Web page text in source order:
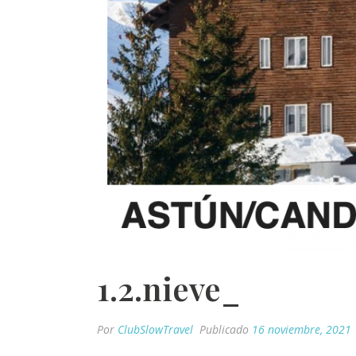
1.2.nieve_
Por ClubSlowTravel Publicado 16 noviembre, 2021